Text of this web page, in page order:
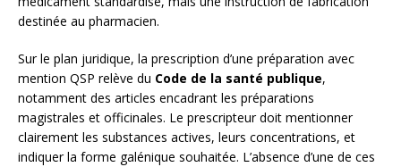
destinée au pharmacien.
Sur le plan juridique, la prescription d’une préparation avec
mention QSP relève du Code de la santé publique,
notamment des articles encadrant les préparations
magistrales et officinales. Le prescripteur doit mentionner
clairement les substances actives, leurs concentrations, et
indiquer la forme galénique souhaitée. L’absence d’une de ces